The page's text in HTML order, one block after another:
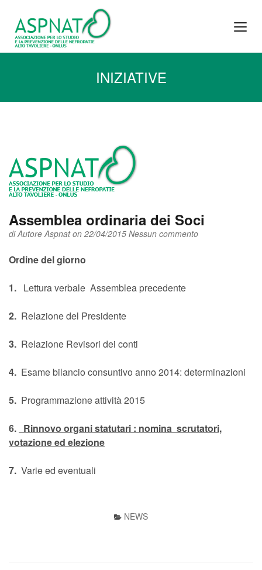
INIZIATIVE
Assemblea ordinaria dei Soci
diAutore Aspnaton 22/04/2015 Nessun commento
Ordine del giorno
1. Lettura verbale Assemblea precedente
2. Relazione del Presidente
3. Relazione Revisori dei conti
4. Esame bilancio consuntivo anno 2014: determinazioni
5. Programmazione attività 2015
6. Rinnovo organi statutari : nomina scrutatori,
votazione ed elezione
7. Varie ed eventuali
NEWS